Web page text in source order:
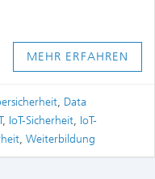
MEHR ERFAHREN
, Data
, IoT-Sicherheit, IoT-
, Weiterbildung